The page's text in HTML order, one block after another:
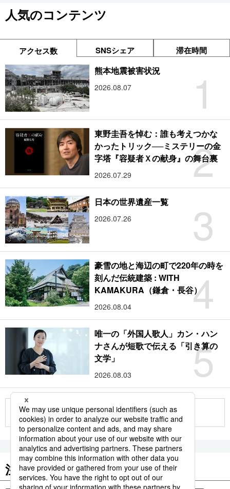
人気のコンテンツ
アクセス数 SNSシェア 滞在時間
1
熊本地震被害状況
2026.08.07
2
東野圭吾を悼む：誰も考えつかな
かったトリック──ミステリーの金
字塔『容疑者Ｘの献身』の舞台裏
2026.07.29
3
日本の世界遺産一覧
2026.07.26
4
豪雪の地と海辺の町で220年の時を
刻んだ伝統建築 : WITH
KAMAKURA（鎌倉・長谷）
2026.08.04
5
唯一の「外国人歌人」カン・ハン
ナさんが短歌で伝える「引き算の
文学」
2026.08.03
もっと見る
注目のキーワード